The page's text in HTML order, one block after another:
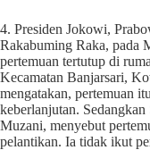
4. Presiden Jokowi,
Rakabuming Raka, pada
pertemuan tertutup di
Kecamatan Banjarsari,
mengatakan, pertemuan
keberlanjutan.
Muzani, menyebut
pelantikan. Ia tidak ikut